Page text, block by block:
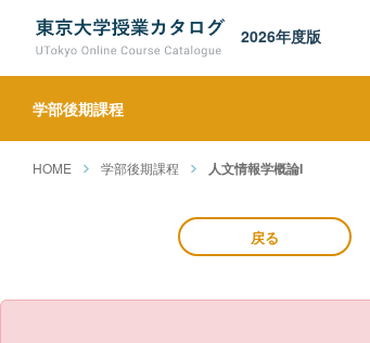
2026年度版
学部後期課程
HOME 学部後期課程 人文情報学概論I
戻る